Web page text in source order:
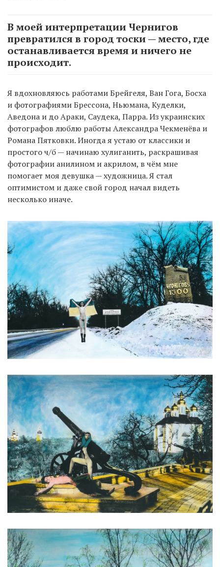
В моей интерпретации Чернигов
превратился в город тоски — место, где
останавливается время и ничего не
происходит.
Я вдохновляюсь работами Брейгеля, Ван Гога, Босха
и фотографиями Брессона, Ньюмана, Куделки,
Аведона и до Араки, Саудека, Парра. Из украинских
фотографов люблю работы Александра Чекменёва и
Романа Пятковки. Иногда я устаю от классики и
простого ч/б — начинаю хулиганить, раскрашивая
фотографии анилином и акрилом, в чём мне
помогает моя девушка — художница. Я стал
оптимистом и даже свой город начал видеть
несколько иначе.